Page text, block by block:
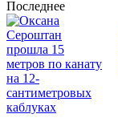
Последнее